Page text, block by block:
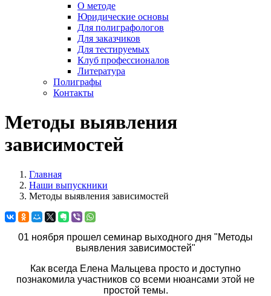
О методе
Юридические основы
Для полиграфологов
Для заказчиков
Для тестируемых
Клуб профессионалов
Литература
Полиграфы
Контакты
Методы выявления
зависимостей
Главная
Наши выпускники
Методы выявления зависимостей
01 ноября прошел семинар выходного дня "Методы
выявления зависимостей"
Как всегда Елена Мальцева просто и доступно
познакомила участников со всеми нюансами этой не
простой темы.